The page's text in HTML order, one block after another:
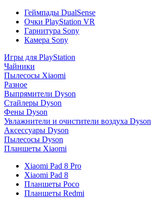
Геймпады DualSense
Очки PlayStation VR
Гарнитура Sony
Камера Sony
Игры для PlayStation
Чайники
Пылесосы Xiaomi
Разное
Выпрямители Dyson
Стайлеры Dyson
Фены Dyson
Увлажнители и очистители воздуха Dyson
Аксессуары Dyson
Пылесосы Dyson
Планшеты Xiaomi
Xiaomi Pad 8 Pro
Xiaomi Pad 8
Планшеты Poco
Планшеты Redmi